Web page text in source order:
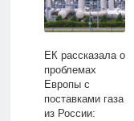
ЕК рассказала о
проблемах
Европы с
поставками газа
из России: